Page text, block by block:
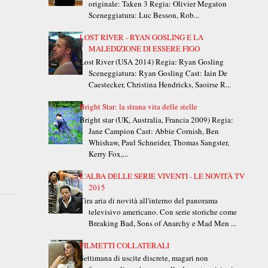
originale: Taken 3 Regia: Olivier Megaton
Sceneggiatura: Luc Besson, Rob...
LOST RIVER - RYAN GOSLING E LA
MALEDIZIONE DI ESSERE FIGO
Lost River (USA 2014) Regia: Ryan Gosling
Sceneggiatura: Ryan Gosling Cast: Iain De
Caestecker, Christina Hendricks, Saoirse R...
Bright Star: la strana vita delle stelle
Bright star (UK, Australia, Francia 2009) Regia:
Jane Campion Cast: Abbie Cornish, Ben
Whishaw, Paul Schneider, Thomas Sangster,
Kerry Fox,...
L'ALBA DELLE SERIE VIVENTI - LE NOVITÀ TV
2015
Tira aria di novità all'interno del panorama
televisivo americano. Con serie storiche come
Breaking Bad, Sons of Anarchy e Mad Men ...
FILMETTI COLLATERALI
Settimana di uscite discrete, magari non